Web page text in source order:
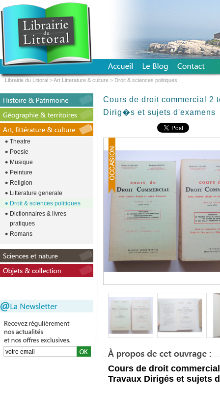
Cours de droit commercial 2
Dirig�s et sujets d'examens
Cours de droit commercial
Travaux Dirigés et sujets
Theatre
Poesie
Musique
Peinture
Religion
Litterature generale
Droit & sciences politiques
Dictionnaires & livres
pratiques
Romans
Librairie du Littoral >Art Litterature & culture > Droit & sciences politiques